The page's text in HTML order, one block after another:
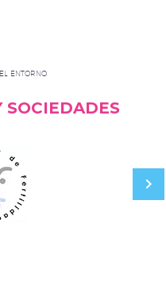
ENTORNO
SOCIEDADES